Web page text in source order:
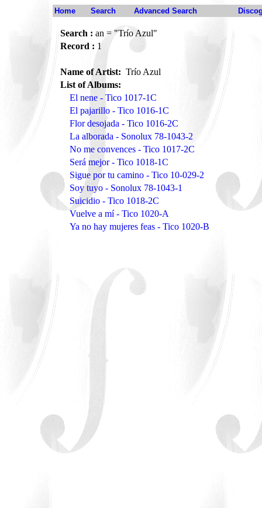
Home Search Advanced Search
Search : an = "Trío Azul"
Record : 1
Name of Artist: Trío Azul
List of Albums:
El nene - Tico 1017-1C
El pajarillo - Tico 1016-1C
Flor desojada - Tico 1016-2C
La alborada - Sonolux 78-1043-2
No me convences - Tico 1017-2C
Será mejor - Tico 1018-1C
Sigue por tu camino - Tico 10-029-2
Soy tuyo - Sonolux 78-1043-1
Suicidio - Tico 1018-2C
Vuelve a mí - Tico 1020-A
Ya no hay mujeres feas - Tico 1020-B